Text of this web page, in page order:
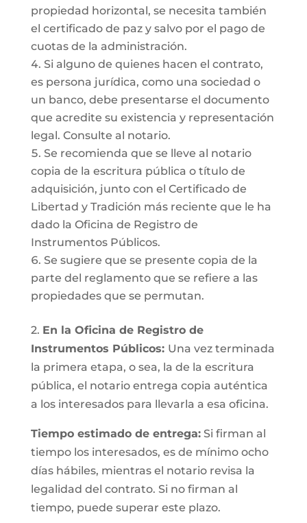
propiedad horizontal, se necesita también
el certificado de paz y salvo por el pago de
cuotas de la administración.
Si alguno de quienes hacen el contrato,
es persona jurídica, como una sociedad o
un banco, debe presentarse el documento
que acredite su existencia y representación
legal. Consulte al notario.
Se recomienda que se lleve al notario
copia de la escritura pública o título de
adquisición, junto con el Certificado de
Libertad y Tradición más reciente que le ha
dado la Oficina de Registro de
Instrumentos Públicos.
Se sugiere que se presente copia de la
parte del reglamento que se refiere a las
propiedades que se permutan.
2. En la Oficina de Registro de
Instrumentos Públicos: Una vez terminada
la primera etapa, o sea, la de la escritura
pública, el notario entrega copia auténtica
a los interesados para llevarla a esa oficina.
Tiempo estimado de entrega:Si firman al
tiempo los interesados, es de mínimo ocho
días hábiles, mientras el notario revisa la
legalidad del contrato. Si no firman al
tiempo, puede superar este plazo.